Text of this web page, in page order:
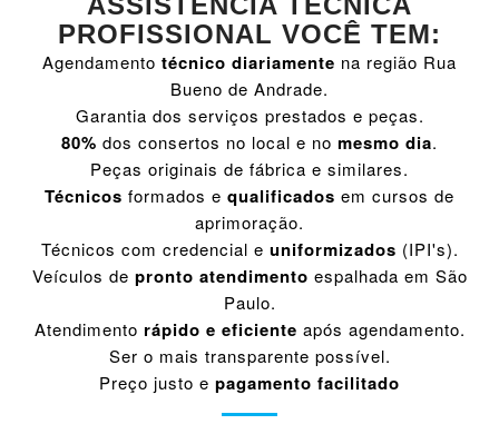
PROFISSIONAL VOCÊ TEM:
Agendamento técnico diariamente na região Rua
Bueno de Andrade.
Garantia dos serviços prestados e peças.
80% dos consertos no local e no mesmo dia.
Peças originais de fábrica e similares.
Técnicos formados e qualificados em cursos de
aprimoração.
Técnicos com credencial e uniformizados (IPI's).
Veículos de pronto atendimento espalhada em São
Paulo.
Atendimento rápido e eficiente após agendamento.
Ser o mais transparente possível.
Preço justo e pagamento facilitado